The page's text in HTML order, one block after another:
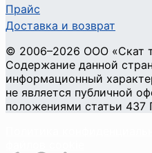
Прайс
Доставка и возврат
© 2006–2026 ООО «Скат
Содержание данной
информационный
не является публичной
положениями статьи 437